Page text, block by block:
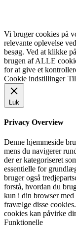
Vi bruger cookies på
relevante oplevelse
besøg. Ved at klikke
brugen af ALLE
for at give et
Cookie indstillinger
Luk
Privacy Overview
Denne hjemmeside
mens du navigerer
der er kategoriseret
essentielle for
bruger også
forstå, hvordan du
kun i din browser
fravælge disse
cookies kan påvirke
Funktionelle